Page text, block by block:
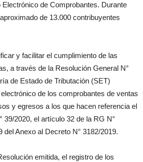
Electrónico de Comprobantes. Durante
de 13.000 contribuyentes
y facilitar el cumplimiento de las
a través de la Resolución General N°
de Estado de Tributación (SET)
de los comprobantes de ventas
y egresos a los que hacen referencia el
39/2020, el artículo 32 de la RG N°
del Anexo al Decreto N° 3182/2019.
emitida, el registro de los